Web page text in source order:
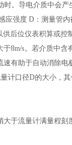
。导电介质中会
强度 D：测量管
后位仪表积算或控
8m/s。若介质中
有助于自动消除
计口径D的大小，其
于流量计满量程刻